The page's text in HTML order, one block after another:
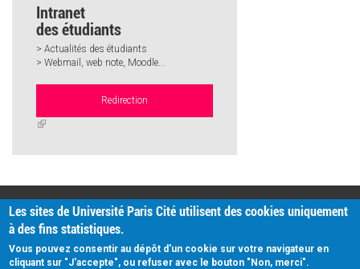
Intranet
des étudiants
> Actualités des étudiants
> Webmail, web note, Moodle...
Redirection
(link
PRATIQUE
Plan d'accès
Intranet
Mentions légales
Données personnelles
Les sites de Université Paris Cité utilisent des cookies uniquement
à des fins statistiques.
Vous pouvez consentir au dépôt d'un cookie sur votre navigateur en
cliquant sur "J'accepte", ou refuser avec le bouton "Non, merci".